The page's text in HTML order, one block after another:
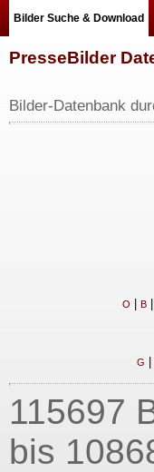
Bilder Suche & Download
PresseBilder
Bilder-Datenbank
O B|
G
115697
bis